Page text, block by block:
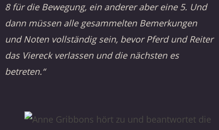
8 für die Bewegung, ein anderer aber eine 5. Und
dann müssen alle gesammelten Bemerkungen
und Noten vollständig sein, bevor Pferd und Reiter
das Viereck verlassen und die nächsten es
betreten.“